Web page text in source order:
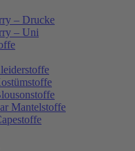
– Drucke
– Uni
Mantelstoffe